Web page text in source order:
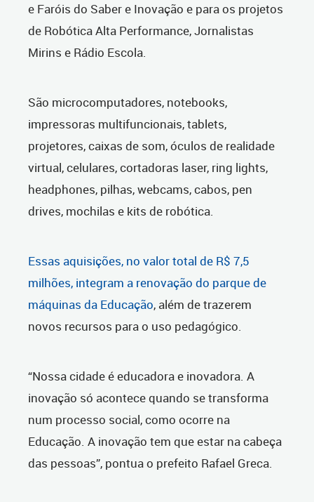
e Faróis do Saber e Inovação e para os projetos
de Robótica Alta Performance, Jornalistas
Mirins e Rádio Escola.
São microcomputadores, notebooks,
impressoras multifuncionais, tablets,
projetores, caixas de som, óculos de realidade
virtual, celulares, cortadoras laser, ring lights,
headphones, pilhas, webcams, cabos, pen
drives, mochilas e kits de robótica.
Essas aquisições, no valor total de R$ 7,5
milhões, integram a renovação do parque de
máquinas da Educação, além de trazerem
novos recursos para o uso pedagógico.
“Nossa cidade é educadora e inovadora. A
inovação só acontece quando se transforma
num processo social, como ocorre na
Educação. A inovação tem que estar na cabeça
das pessoas”, pontua o prefeito Rafael Greca.